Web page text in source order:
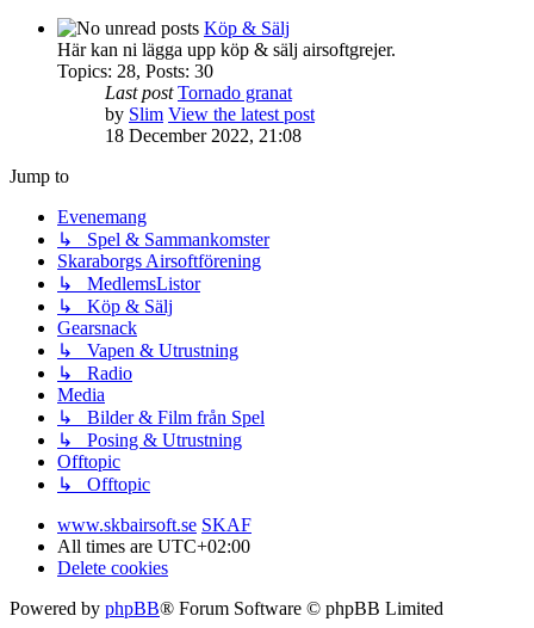
Köp & Sälj
Här kan ni lägga upp köp & sälj airsoftgrejer.
Topics: 28, Posts: 30
Last post Tornado granat
by Slim View the latest post
18 December 2022, 21:08
Jump to
Evenemang
↳ Spel & Sammankomster
Skaraborgs Airsoftförening
↳ MedlemsListor
↳ Köp & Sälj
Gearsnack
↳ Vapen & Utrustning
↳ Radio
Media
↳ Bilder & Film från Spel
↳ Posing & Utrustning
Offtopic
↳ Offtopic
www.skbairsoft.se SKAF
All times are UTC+02:00
Delete cookies
Powered by phpBB® Forum Software © phpBB Limited